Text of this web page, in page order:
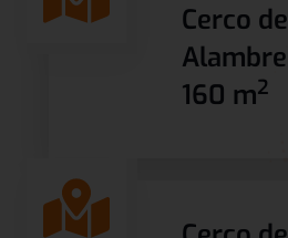
Cerco de
Alambre
160 m2